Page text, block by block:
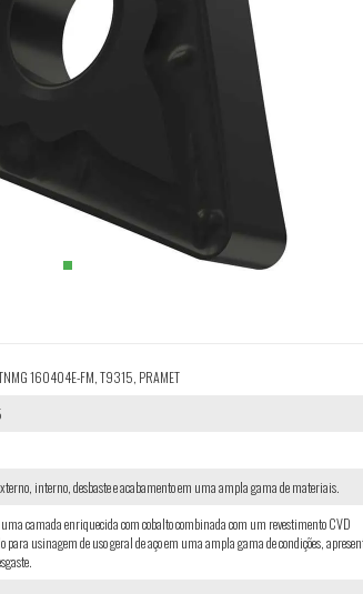
160404E-FM, T9315, PRAMET
interno, desbaste e acabamento em uma ampla gama de materiais.
camada enriquecida com cobalto combinada com um revestimento CVD
para usinagem de uso geral de aço em uma ampla gama de condições,